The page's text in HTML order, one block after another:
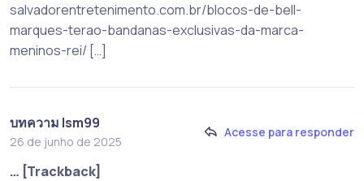
salvadorentretenimento.com.br/blocos-de-bell-
marques-terao-bandanas-exclusivas-da-marca-
meninos-rei/ […]
บทความ lsm99
26 de junho de 2025
Acesse para responder
… [Trackback]